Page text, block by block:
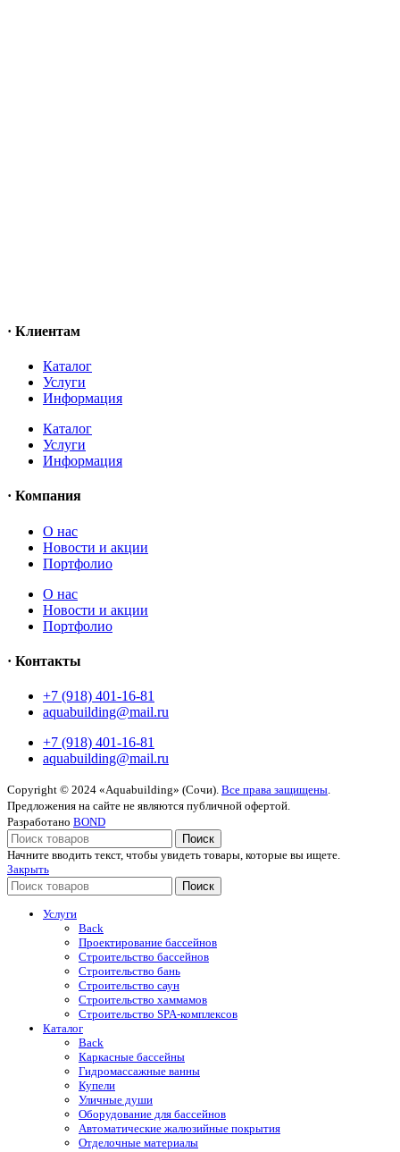
· Клиентам
Каталог
Услуги
Информация
Каталог
Услуги
Информация
· Компания
O нас
Новости и акции
Портфолио
O нас
Новости и акции
Портфолио
· Контакты
+7 (918) 401-16-81
aquabuilding@mail.ru
+7 (918) 401-16-81
aquabuilding@mail.ru
Copyright © 2024 «Aquabuilding» (Сочи). Все права защищены.
Предложения на сайте не являются публичной офертой.
Разработано BOND
Поиск
Начните вводить текст, чтобы увидеть товары, которые вы ищете.
Закрыть
Поиск
Услуги
Back
Проектирование бассейнов
Строительство бассейнов
Строительство бань
Строительство саун
Строительство хаммамов
Строительство SPA-комплексов
Каталог
Back
Каркасные бассейны
Гидромассажные ванны
Купели
Уличные души
Оборудование для бассейнов
Автоматические жалюзийные покрытия
Отделочные материалы